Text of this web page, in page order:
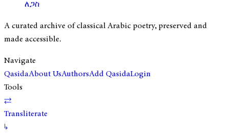
ለጋስ
A curated archive of classical Arabic poetry, preserved and
made accessible.
Navigate
QasidaAbout UsAuthorsAdd QasidaLogin
Tools
⇄
Transliterate
↳